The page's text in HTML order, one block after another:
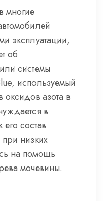
многие
эксплуатации,
об
системы
используемый
азота в
в
состав
низких
на помощь
мочевины.